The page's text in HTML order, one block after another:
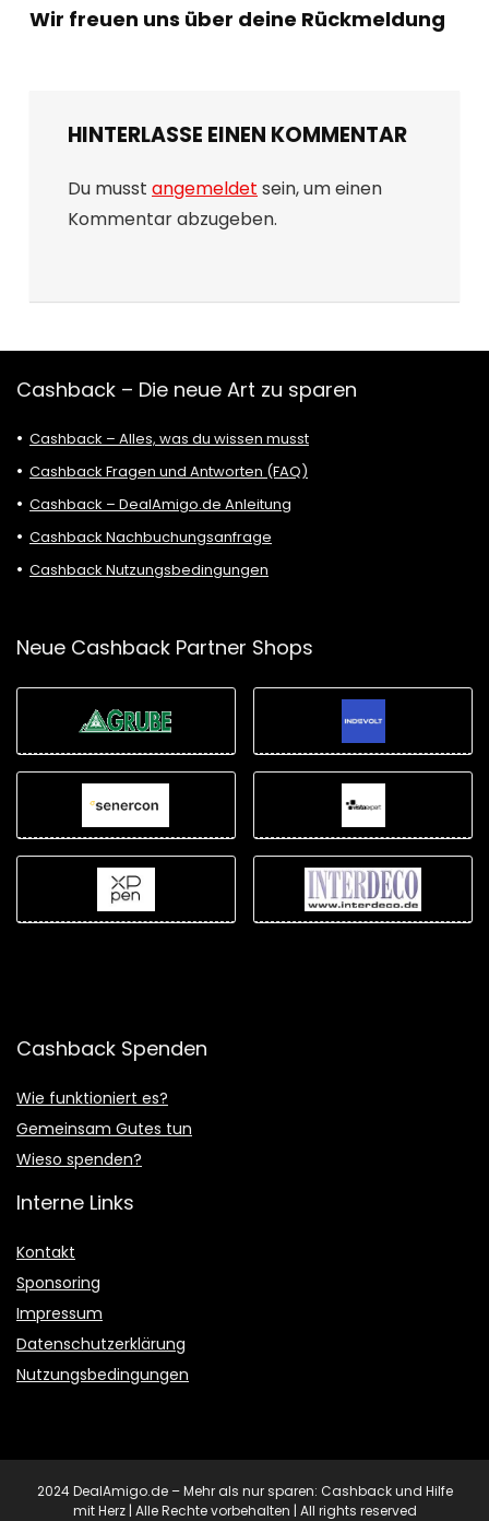
Wir freuen uns über deine Rückmeldung
HINTERLASSE EINEN KOMMENTAR
Du musst angemeldet sein, um einen
Kommentar abzugeben.
Cashback – Die neue Art zu sparen
Cashback – Alles, was du wissen musst
Cashback Fragen und Antworten (FAQ)
Cashback – DealAmigo.de Anleitung
Cashback Nachbuchungsanfrage
Cashback Nutzungsbedingungen
Neue Cashback Partner Shops
Cashback Spenden
Wie funktioniert es?
Gemeinsam Gutes tun
Wieso spenden?
Interne Links
Kontakt
Sponsoring
Impressum
Datenschutzerklärung
Nutzungsbedingungen
2024 DealAmigo.de – Mehr als nur sparen: Cashback und Hilfe
mit Herz | Alle Rechte vorbehalten | All rights reserved